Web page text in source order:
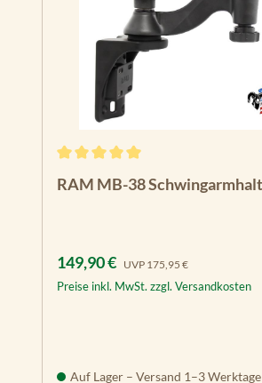
RAM MB-38
Verkaufspreis:
149,90 € UVP Regulärer Preis:
175,95 €
Preise inkl. MwSt. zzgl. Versandkosten
Auf Lager – Versand 1–3 Werktage